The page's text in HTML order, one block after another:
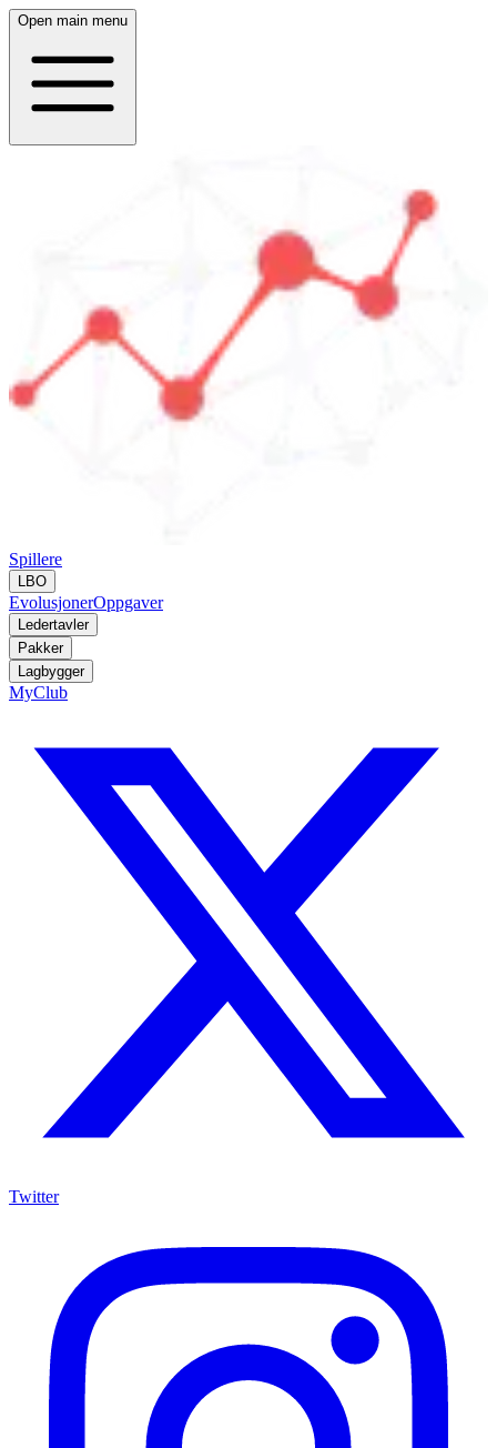
Open main menu
Spillere
LBO
EvolusjonerOppgaver
Ledertavler
Pakker
Lagbygger
MyClub
Twitter